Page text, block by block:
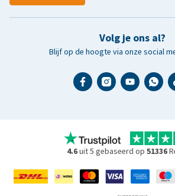
Volg je ons al?
Blijf op de hoogte via onze social
4.6uit 5 gebaseerd op 51336